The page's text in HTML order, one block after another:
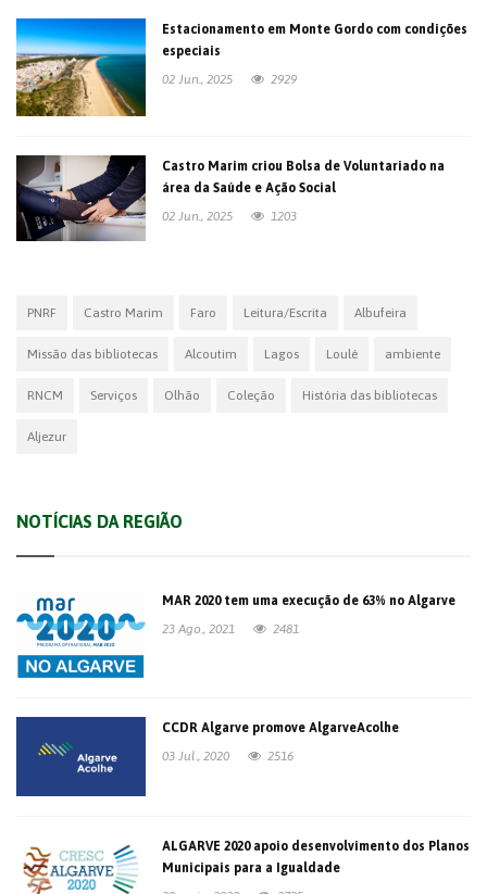
Estacionamento em Monte Gordo com condições
especiais
02 Jun., 2025
2929
Castro Marim criou Bolsa de Voluntariado na
área da Saúde e Ação Social
02 Jun., 2025
1203
PNRF Castro Marim Faro Leitura/Escrita Albufeira
Missão das bibliotecas Alcoutim Lagos Loulé ambiente
RNCM Serviços Olhão Coleção História das bibliotecas
Aljezur
NOTÍCIAS DA REGIÃO
MAR 2020 tem uma execução de 63% no Algarve
23 Ago., 2021
2481
CCDR Algarve promove AlgarveAcolhe
03 Jul., 2020
2516
ALGARVE 2020 apoio desenvolvimento dos Planos
Municipais para a Igualdade